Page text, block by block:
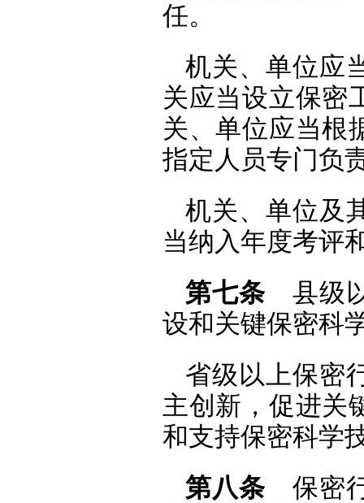
任。
机关、单位应
关应当设立保密
关、单位应当根
指定人员专门负
机关、单位及
当纳入年度考评
第七条县级以
设和关键保密科
省级以上保密
主创新，促进关
和支持保密科学
第八条保密行